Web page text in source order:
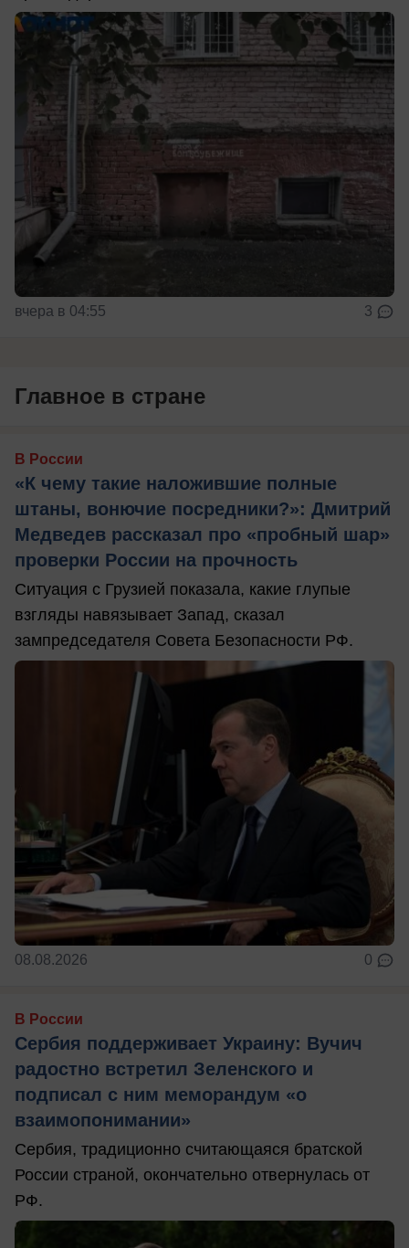
вчера в 04:55 3
Главное в стране
В России
«К чему такие наложившие полные
штаны, вонючие посредники?»: Дмитрий
Медведев рассказал про «пробный шар»
проверки России на прочность
Ситуация с Грузией показала, какие глупые
взгляды навязывает Запад, сказал
зампредседателя Совета Безопасности РФ.
08.08.2026 0
В России
Сербия поддерживает Украину: Вучич
радостно встретил Зеленского и
подписал с ним меморандум «о
взаимопонимании»
Сербия, традиционно считающаяся братской
России страной, окончательно отвернулась от
РФ.